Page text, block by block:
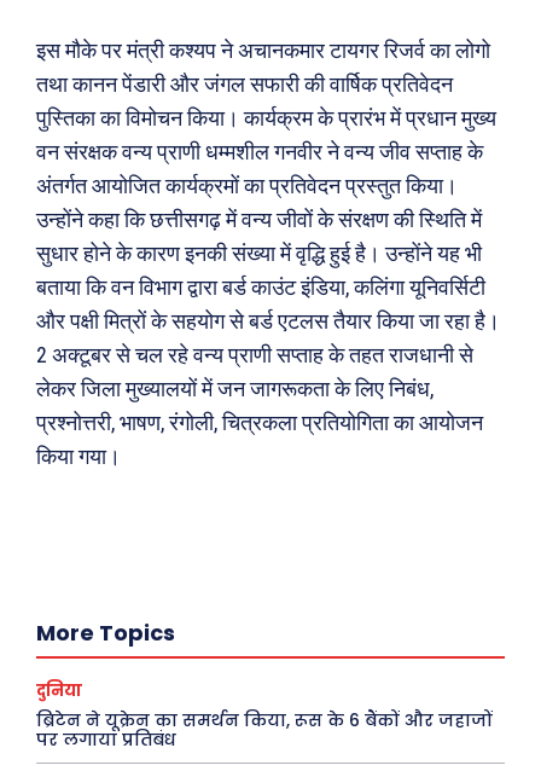
राजनीति
अपराध
सरकारी योजना
मनोरंजन
फ़िल्मी दुनिया
खेल
अजब-ग़ज़ब
पर्यटन
जानकारी
Tech
क़ायदे क़ानून जानकारी
कैरियर और शिक्षा
शायरी
संस्मरण
मधुर वचन
अन्य
धर्म व अध्यात्म
Real Estate
Finance
महिला जगत
Facebook Instagram Pinterest
इस मौके पर मंत्री कश्यप ने अचानकमार टायगर रिजर्व का लोगो
तथा कानन पेंडारी और जंगल सफारी की वार्षिक प्रतिवेदन
पुस्तिका का विमोचन किया। कार्यक्रम के प्रारंभ में प्रधान मुख्य
वन संरक्षक वन्य प्राणी धम्मशील गनवीर ने वन्य जीव सप्ताह के
अंतर्गत आयोजित कार्यक्रमों का प्रतिवेदन प्रस्तुत किया।
उन्होंने कहा कि छत्तीसगढ़ में वन्य जीवों के संरक्षण की स्थिति में
सुधार होने के कारण इनकी संख्या में वृद्धि हुई है। उन्होंने यह भी
बताया कि वन विभाग द्वारा बर्ड काउंट इंडिया, कलिंगा यूनिवर्सिटी
और पक्षी मित्रों के सहयोग से बर्ड एटलस तैयार किया जा रहा है।
2 अक्टूबर से चल रहे वन्य प्राणी सप्ताह के तहत राजधानी से
लेकर जिला मुख्यालयों में जन जागरूकता के लिए निबंध,
प्रश्नोत्तरी, भाषण, रंगोली, चित्रकला प्रतियोगिता का आयोजन
किया गया।
More Topics
दुनिया
ब्रिटेन ने यूक्रेन का समर्थन किया, रूस के 6 बैंकों और जहाजों
पर लगाया प्रतिबंध